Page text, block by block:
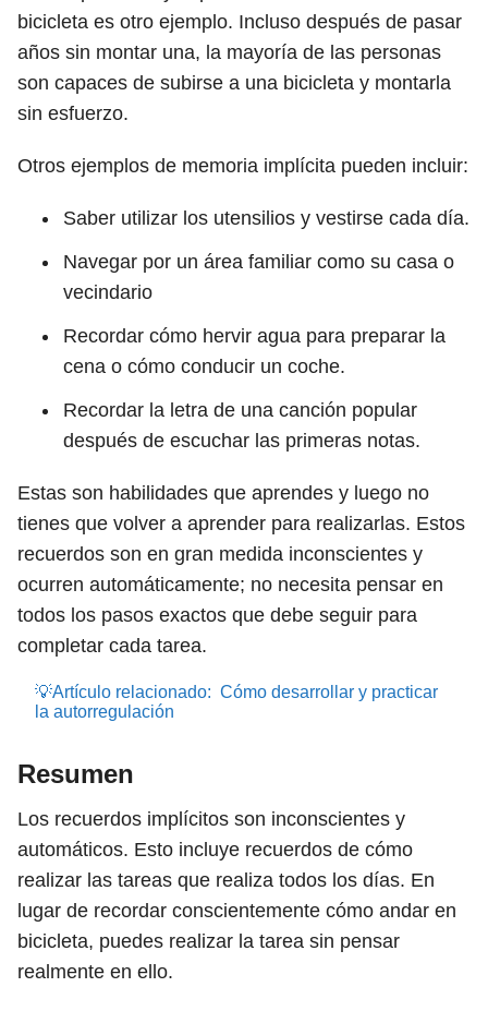
bicicleta es otro ejemplo. Incluso después de pasar
años sin montar una, la mayoría de las personas
son capaces de subirse a una bicicleta y montarla
sin esfuerzo.
Otros ejemplos de memoria implícita pueden incluir:
Saber utilizar los utensilios y vestirse cada día.
Navegar por un área familiar como su casa o
vecindario
Recordar cómo hervir agua para preparar la
cena o cómo conducir un coche.
Recordar la letra de una canción popular
después de escuchar las primeras notas.
Estas son habilidades que aprendes y luego no
tienes que volver a aprender para realizarlas. Estos
recuerdos son en gran medida inconscientes y
ocurren automáticamente; no necesita pensar en
todos los pasos exactos que debe seguir para
completar cada tarea.
💡Artículo relacionado: Cómo desarrollar y practicar
la autorregulación
Resumen
Los recuerdos implícitos son inconscientes y
automáticos. Esto incluye recuerdos de cómo
realizar las tareas que realiza todos los días. En
lugar de recordar conscientemente cómo andar en
bicicleta, puedes realizar la tarea sin pensar
realmente en ello.